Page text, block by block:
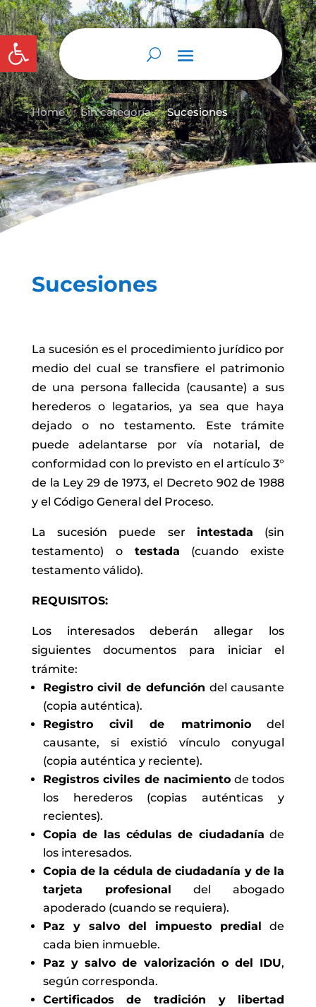
Abrir barra de herramientas
Home 9 Sin categoría 9 Sucesiones
Sucesiones
La sucesión es el procedimiento jurídico por
medio del cual se transfiere el patrimonio
de una persona fallecida (causante) a sus
herederos o legatarios, ya sea que haya
dejado o no testamento. Este trámite
puede adelantarse por vía notarial, de
conformidad con lo previsto en el artículo 3°
de la Ley 29 de 1973, el Decreto 902 de 1988
y el Código General del Proceso.
La sucesión puede ser intestada (sin
testamento) o testada (cuando existe
testamento válido).
REQUISITOS:
Los interesados deberán allegar los
siguientes documentos para iniciar el
trámite:
Registro civil de defunción del causante
(copia auténtica).
Registro civil de matrimoniodel
causante, si existió vínculo conyugal
(copia auténtica y reciente).
Registros civiles de nacimientode todos
los herederos (copias auténticas y
recientes).
Copia de las cédulas de ciudadanía de
los interesados.
Copia de la cédula de ciudadanía y de la
tarjeta profesional del abogado
apoderado (cuando se requiera).
Paz y salvo del impuesto predial de
cada bien inmueble.
Paz y salvo de valorización o del IDU,
según corresponda.
Certificados de tradición y libertad